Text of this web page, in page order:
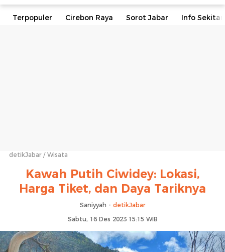
Terpopuler Cirebon Raya Sorot Jabar Info
detikJabar Wisata
Kawah Putih Ciwidey: Lokasi,
Harga Tiket, dan Daya Tariknya
Saniyyah - detikJabar
Sabtu, 16 Des 2023 15:15 WIB